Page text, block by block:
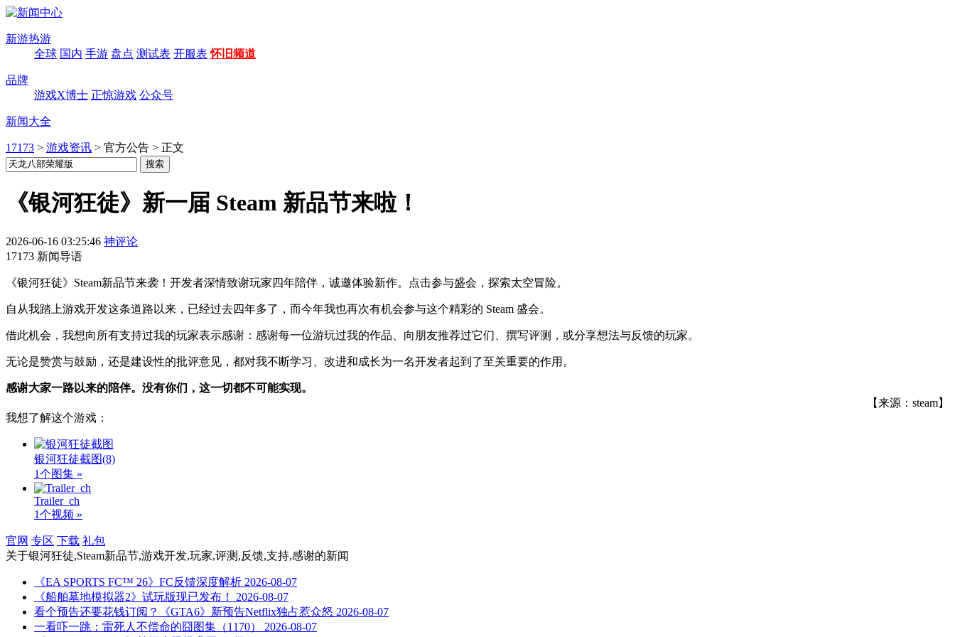
新游热游
全球 国内 手游 盘点 测试表 开服表 怀旧频道
品牌
游戏X博士 正惊游戏 公众号
新闻大全
17173 > 游戏资讯 > 官方公告 > 正文
《银河狂徒》新一届 Steam 新品节来啦！
2026-06-16 03:25:46 神评论
17173 新闻导语
《银河狂徒》Steam新品节来袭！开发者深情致谢玩家四年陪伴，诚邀体验新作。点击参与盛会，探索太空冒险。
自从我踏上游戏开发这条道路以来，已经过去四年多了，而今年我也再次有机会参与这个精彩的 Steam 盛会。
借此机会，我想向所有支持过我的玩家表示感谢：感谢每一位游玩过我的作品、向朋友推荐过它们、撰写评测，或分享想法与反馈的玩家。
无论是赞赏与鼓励，还是建设性的批评意见，都对我不断学习、改进和成长为一名开发者起到了至关重要的作用。
感谢大家一路以来的陪伴。没有你们，这一切都不可能实现。
【来源：steam】
我想了解这个游戏：
银河狂徒截图(8)
1个图集 »
Trailer_ch
1个视频 »
官网 专区 下载 礼包
关于银河狂徒,Steam新品节,游戏开发,玩家,评测,反馈,支持,感谢的新闻
《EA SPORTS FC™ 26》FC反馈深度解析 2026-08-07
《船舶墓地模拟器2》试玩版现已发布！
2026-08-07
看个预告还要花钱订阅？《GTA6》新预告Netflix独占惹众怒 2026-08-07
一看吓一跳：雷死人不偿命的囧图集（1170）
2026-08-07